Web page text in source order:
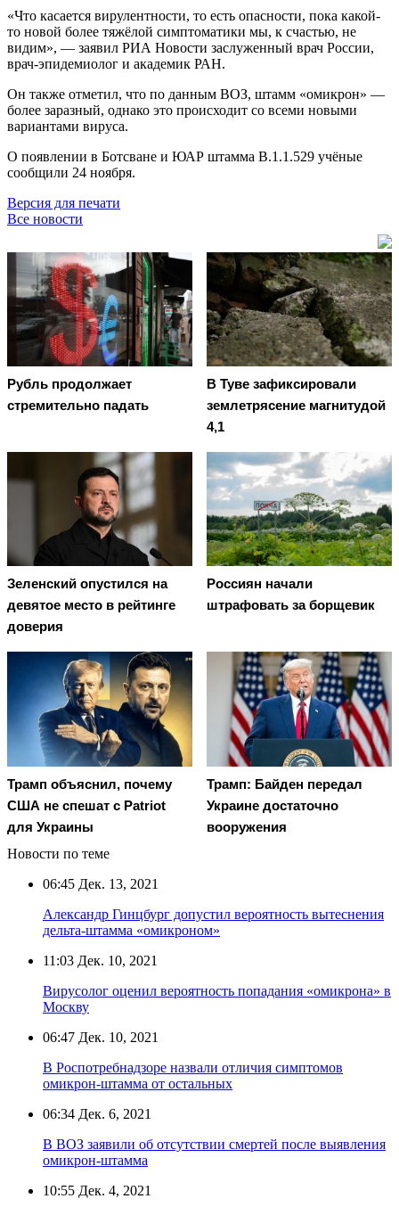
«Что касается вирулентности, то есть опасности, пока какой-
то новой более тяжёлой симптоматики мы, к счастью, не
видим», — заявил РИА Новости заслуженный врач России,
врач-эпидемиолог и академик РАН.
Он также отметил, что по данным ВОЗ, штамм «омикрон» —
более заразный, однако это происходит со всеми новыми
вариантами вируса.
О появлении в Ботсване и ЮАР штамма B.1.1.529 учёные
сообщили 24 ноября.
Версия для печати
Все новости
Рубль продолжает
стремительно падать
В Туве зафиксировали
землетрясение магнитудой
4,1
Зеленский опустился на
девятое место в рейтинге
доверия
Россиян начали
штрафовать за борщевик
Трамп объяснил, почему
США не спешат с Patriot
для Украины
Трамп: Байден передал
Украине достаточно
вооружения
Новости по теме
06:45 Дек. 13, 2021
Александр Гинцбург допустил вероятность вытеснения
дельта-штамма «омикроном»
11:03 Дек. 10, 2021
Вирусолог оценил вероятность попадания «омикрона» в
Москву
06:47 Дек. 10, 2021
В Роспотребнадзоре назвали отличия симптомов
омикрон-штамма от остальных
06:34 Дек. 6, 2021
В ВОЗ заявили об отсутствии смертей после выявления
омикрон-штамма
10:55 Дек. 4, 2021